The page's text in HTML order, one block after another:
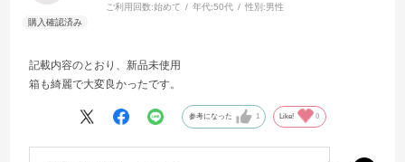
ご利用回数:始めて 年代:50代 性別:男性
記載内容のとおり、新品未使用
箱も綺麗で大変良かったです。
参考になった 1 Like! 0